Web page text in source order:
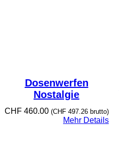
Dosenwerfen
Nostalgie
CHF460.00 (CHF497.26brutto)
Mehr Details